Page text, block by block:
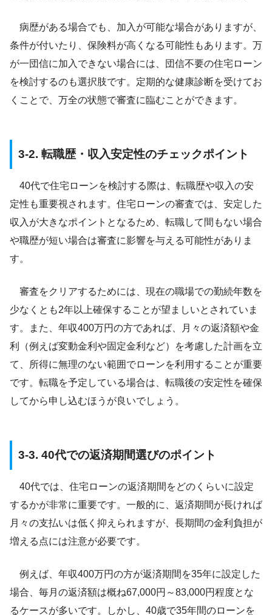
病歴がある場合でも、加入が可能な場合がありますが、
条件が付いたり、保険料が高くなる可能性もあります。万
が一団信に加入できない場合には、団信不要の住宅ローン
を検討するのも選択肢です。定期的な健康診断を受けてお
くことで、万全の状態で審査に臨むことができます。
3-2. 転職歴・収入安定性のチェックポイント
40代で住宅ローンを検討する際は、転職歴や収入の安
定性も重要視されます。住宅ローンの審査では、安定した
収入が大きなポイントとなるため、転職して間もない場合
や職歴が短い場合は審査に影響を与える可能性がありま
す。
審査をクリアするためには、現在の職場での勤続年数を
少なくとも2年以上確保することが望ましいとされていま
す。また、年収400万円の方であれば、月々の返済額や金
利（例えば変動金利や固定金利など）を考慮した計画を立
て、所得に無理のない範囲でローンを利用することが重要
です。転職を予定している場合は、転職後の安定性を確保
してから申し込むほうが良いでしょう。
3-3. 40代での返済期間選びのポイント
40代では、住宅ローンの返済期間をどのくらいに設定
するかが非常に重要です。一般的に、返済期間が長ければ
月々の支払いは低く抑えられますが、長期間の金利負担が
増える点には注意が必要です。
例えば、年収400万円の方が返済期間を35年に設定した
場合、毎月の返済額は概ね67,000円～83,000円程度とな
るケースが多いです。しかし、40歳で35年間のローンを